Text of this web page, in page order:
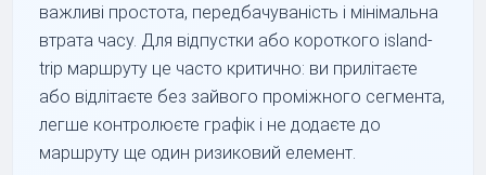
важливі простота, передбачуваність і мінімальна
втрата часу. Для відпустки або короткого island-
trip маршруту це часто критично: ви прилітаєте
або відлітаєте без зайвого проміжного сегмента,
легше контролюєте графік і не додаєте до
маршруту ще один ризиковий елемент.